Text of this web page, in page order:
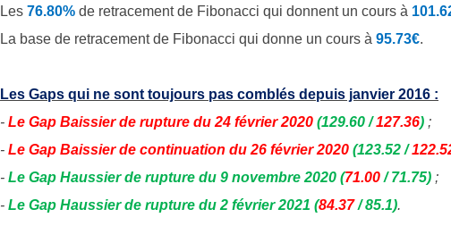
Les 76.80% de retracement de Fibonacci qui donnent un cours à
La base de retracement de Fibonacci qui donne un cours à 95.73€.
Les Gaps qui ne sont toujours pas comblés depuis janvier 2016 :
- Le Gap Baissier de rupture du 24 février 2020 (129.60 /127.36) ;
- Le Gap Baissier de continuation du 26 février 2020 (123.52 /
- Le Gap Haussier de rupture du 9 novembre 2020 (71.00 / 71.75) ;
- Le Gap Haussier de rupture du 2 février 2021 (84.37/ 85.1).